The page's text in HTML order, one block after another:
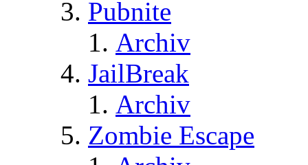
Pubnite
Archiv
JailBreak
Archiv
Zombie Escape